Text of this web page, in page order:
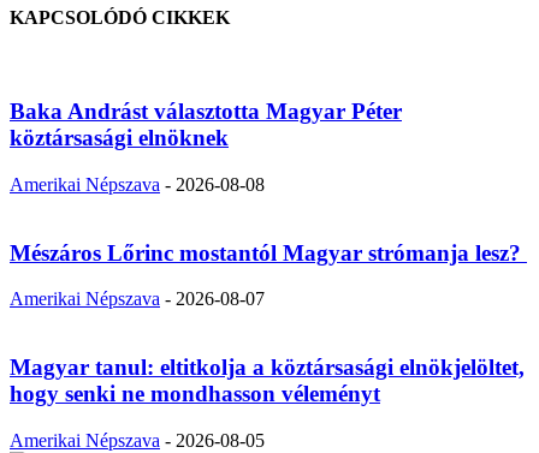
KAPCSOLÓDÓ CIKKEK
Baka Andrást választotta Magyar Péter
köztársasági elnöknek
Amerikai Népszava - 2026-08-08
Mészáros Lőrinc mostantól Magyar strómanja lesz?
Amerikai Népszava - 2026-08-07
Magyar tanul: eltitkolja a köztársasági elnökjelöltet,
hogy senki ne mondhasson véleményt
Amerikai Népszava - 2026-08-05